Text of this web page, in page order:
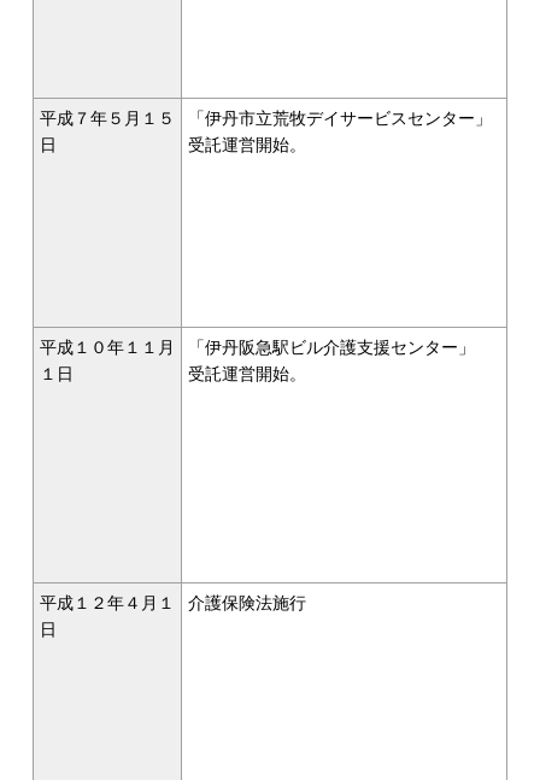
平成７年５月１５
日
「伊丹市立荒牧デイサービスセンター」
受託運営開始。
平成１０年１１月
１日
「伊丹阪急駅ビル介護支援センター」
受託運営開始。
平成１２年４月１
日
介護保険法施行